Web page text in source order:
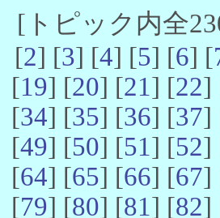
[トピック内全
[2] [3] [4] [5] [6] [
[19] [20] [21] [22]
[34] [35] [36] [37]
[49] [50] [51] [52]
[64] [65] [66] [67]
[79] [80] [81] [82]